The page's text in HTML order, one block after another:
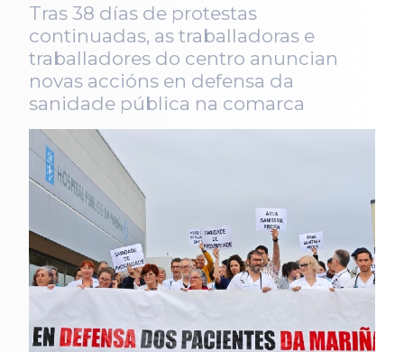
Tras 38 días de protestas
continuadas, as traballadoras e
traballadores do centro anuncian
novas accións en defensa da
sanidade pública na comarca